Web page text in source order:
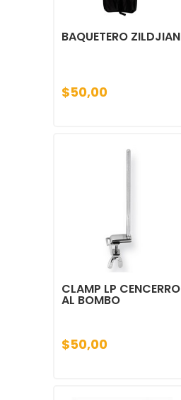
BAQUETERO ZILDJIAN
$50,00
CLAMP LP CENCERRO
AL BOMBO
$50,00